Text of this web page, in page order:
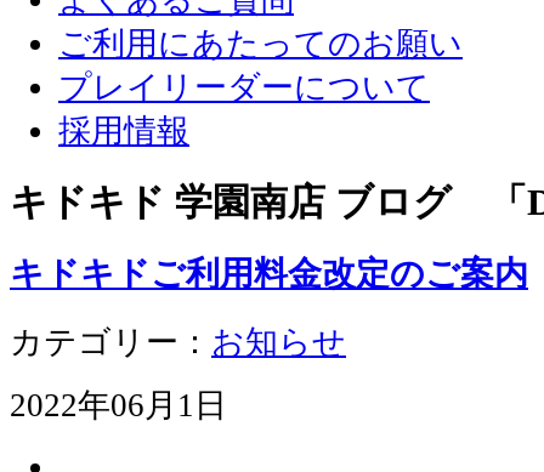
ご利用にあたってのお願い
プレイリーダーについて
採用情報
キドキド 学園南店 ブログ 「
キドキドご利用料金改定のご案内
カテゴリー： お知らせ
2022年06月1日